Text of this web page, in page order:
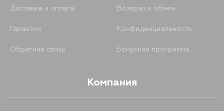
Доставка и оплата Возврат и обмен
Гарантия Конфиденциальность
Обратная связь Бонусная программа
Компания